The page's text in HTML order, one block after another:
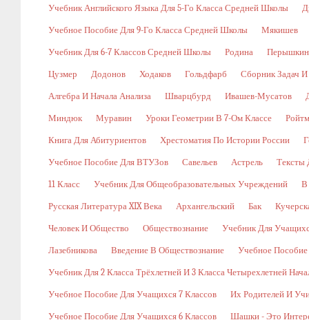
Учебник Английского Языка Для 5-Го Класса Средней Школы
Учебное Пособие Для 9-Го Класса Средней Школы Мякишев
Учебник Для 6-7 Классов Средней Школы Родина Перышкин
Цузмер Додонов Ходаков Гольдфарб Сборник Задач
Алгебра И Начала Анализа Шварцбурд Ивашев-Мусатов
Миндюк Муравин Уроки Геометрии В 7-Ом Классе
Книга Для Абитуриентов Хрестоматия По Истории России
Учебное Пособие Для ВТУЗов Савельев Астрель Тексты
11 Класс Учебник Для Общеобразовательных Учреждений В
Русская Литература XIX Века Архангельский Бак
Человек И Общество Обществознание Учебник Для
Лазебникова Введение В Обществознание Учебное
Учебник Для 2 Класса Трёхлетней И 3 Класса Четырехлетней
Учебное Пособие Для Учащихся 7 Классов Их Родителей И
Учебное Пособие Для Учащихся 6 Классов Шашки - Это